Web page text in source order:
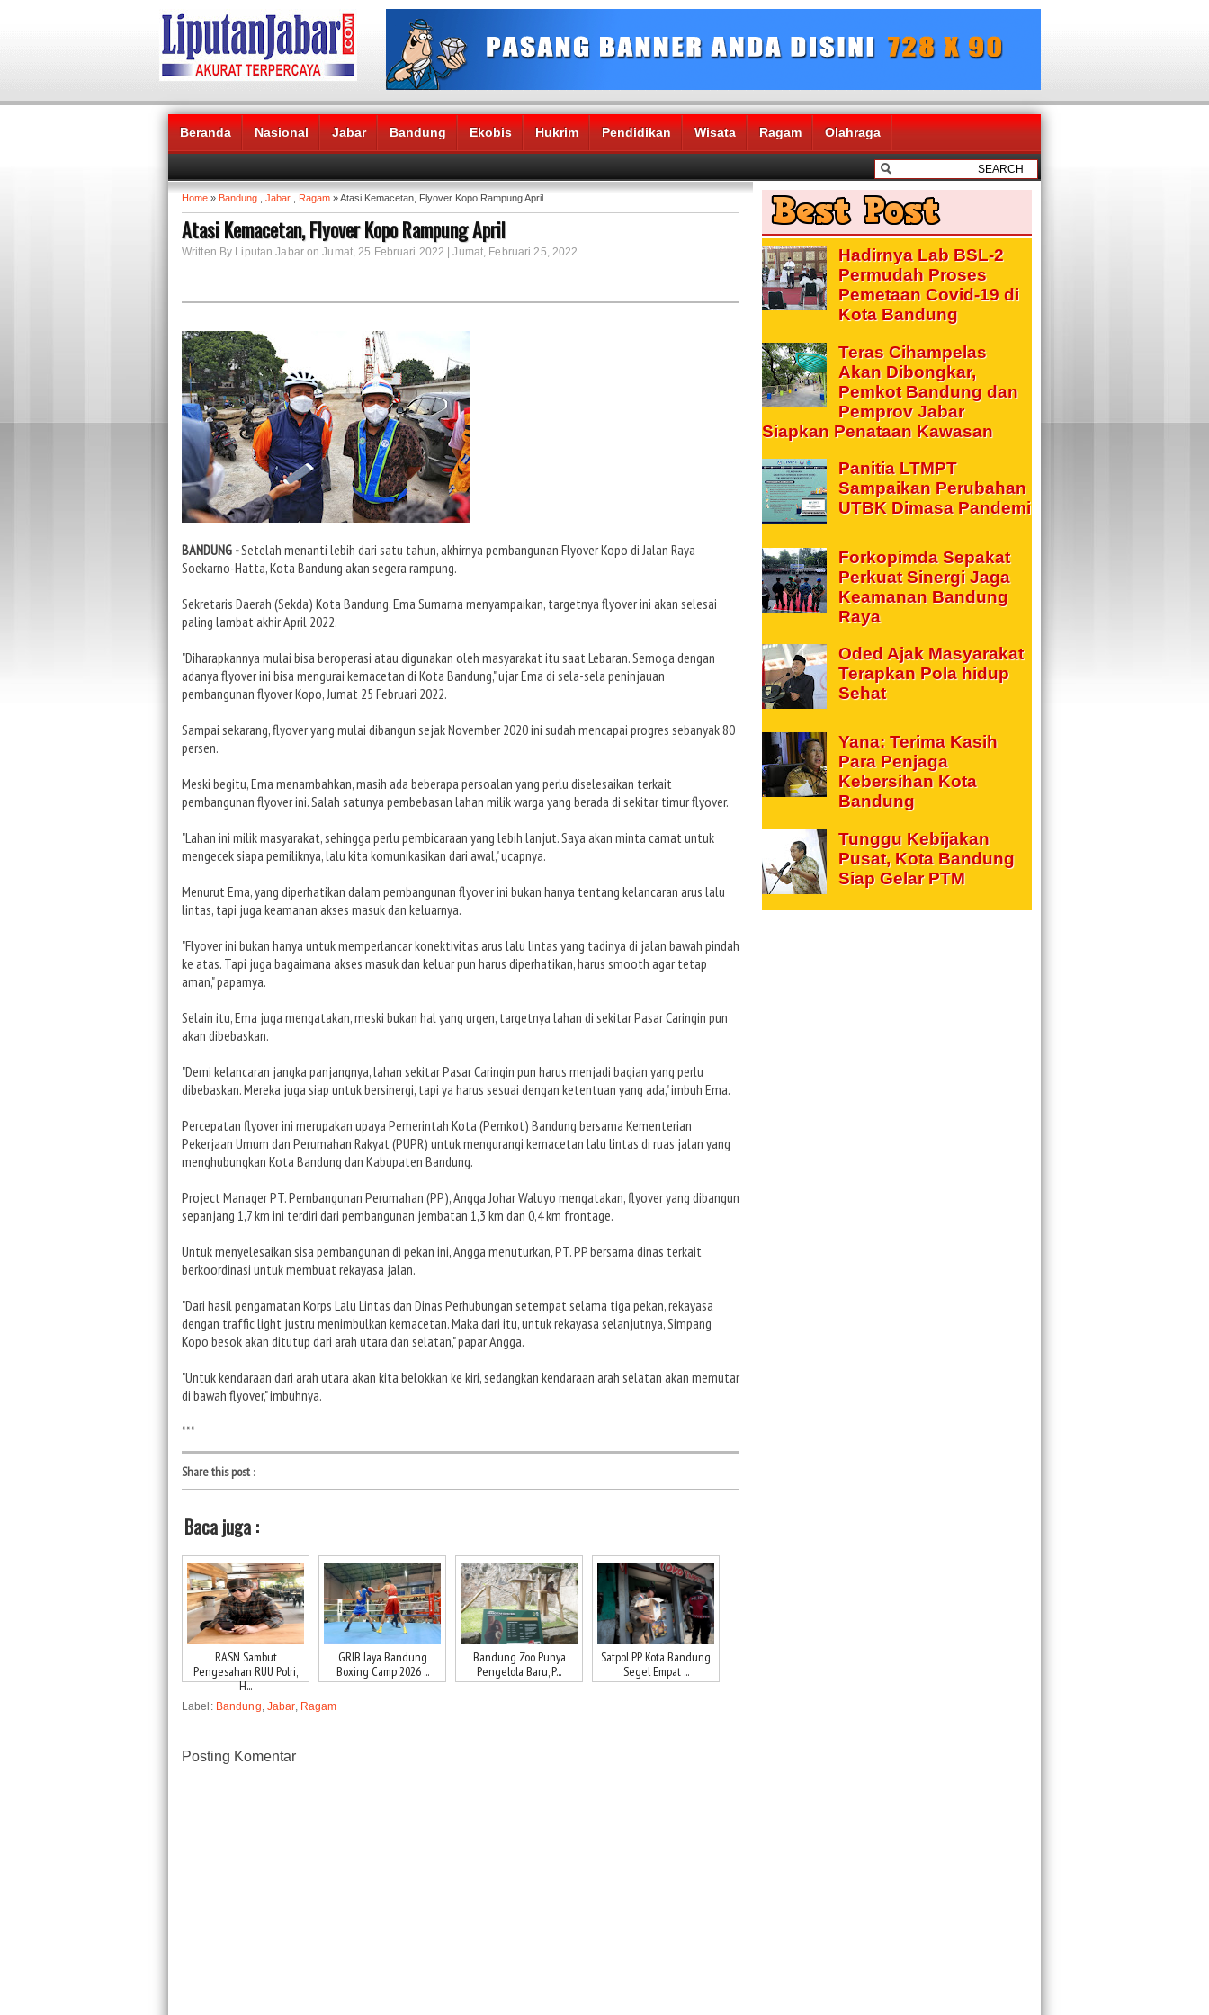
Beranda Nasional Jabar Bandung Ekobis Hukrim Pendidikan Wisata Ragam Olahraga
Headlines News :
Home » Bandung Jabar Ragam » Atasi Kemacetan, Flyover Kopo Rampung April
Atasi Kemacetan, Flyover Kopo Rampung April
Written By Liputan Jabar on Jumat, 25 Februari 2022 | Jumat, Februari 25, 2022
BANDUNG -Setelah menanti lebih dari satu tahun, akhirnya pembangunan Flyover Kopo di Jalan Raya
Soekarno-Hatta, Kota Bandung akan segera rampung.
Sekretaris Daerah (Sekda) Kota Bandung, Ema Sumarna menyampaikan, targetnya flyover ini akan selesai
paling lambat akhir April 2022.
"Diharapkannya mulai bisa beroperasi atau digunakan oleh masyarakat itu saat Lebaran. Semoga dengan
adanya flyover ini bisa mengurai kemacetan di Kota Bandung," ujar Ema di sela-sela peninjauan
pembangunan flyover Kopo, Jumat 25 Februari 2022.
Sampai sekarang, flyover yang mulai dibangun sejak November 2020 ini sudah mencapai progres sebanyak 80
persen.
Meski begitu, Ema menambahkan, masih ada beberapa persoalan yang perlu diselesaikan terkait
pembangunan flyover ini. Salah satunya pembebasan lahan milik warga yang berada di sekitar timur flyover.
"Lahan ini milik masyarakat, sehingga perlu pembicaraan yang lebih lanjut. Saya akan minta camat untuk
mengecek siapa pemiliknya, lalu kita komunikasikan dari awal," ucapnya.
Menurut Ema, yang diperhatikan dalam pembangunan flyover ini bukan hanya tentang kelancaran arus lalu
lintas, tapi juga keamanan akses masuk dan keluarnya.
"Flyover ini bukan hanya untuk memperlancar konektivitas arus lalu lintas yang tadinya di jalan bawah pindah
ke atas. Tapi juga bagaimana akses masuk dan keluar pun harus diperhatikan, harus smooth agar tetap
aman," paparnya.
Selain itu, Ema juga mengatakan, meski bukan hal yang urgen, targetnya lahan di sekitar Pasar Caringin pun
akan dibebaskan.
"Demi kelancaran jangka panjangnya, lahan sekitar Pasar Caringin pun harus menjadi bagian yang perlu
dibebaskan. Mereka juga siap untuk bersinergi, tapi ya harus sesuai dengan ketentuan yang ada," imbuh Ema.
Percepatan flyover ini merupakan upaya Pemerintah Kota (Pemkot) Bandung bersama Kementerian
Pekerjaan Umum dan Perumahan Rakyat (PUPR) untuk mengurangi kemacetan lalu lintas di ruas jalan yang
menghubungkan Kota Bandung dan Kabupaten Bandung.
Project Manager PT. Pembangunan Perumahan (PP), Angga Johar Waluyo mengatakan, flyover yang dibangun
sepanjang 1,7 km ini terdiri dari pembangunan jembatan 1,3 km dan 0,4 km frontage.
Untuk menyelesaikan sisa pembangunan di pekan ini, Angga menuturkan, PT. PP bersama dinas terkait
berkoordinasi untuk membuat rekayasa jalan.
"Dari hasil pengamatan Korps Lalu Lintas dan Dinas Perhubungan setempat selama tiga pekan, rekayasa
dengan traffic light justru menimbulkan kemacetan. Maka dari itu, untuk rekayasa selanjutnya, Simpang
Kopo besok akan ditutup dari arah utara dan selatan," papar Angga.
"Untuk kendaraan dari arah utara akan kita belokkan ke kiri, sedangkan kendaraan arah selatan akan memutar
di bawah flyover," imbuhnya.
***
Share this post:
Baca juga :
RASN Sambut
Pengesahan RUU Polri,
H...
GRIB Jaya Bandung
Boxing Camp 2026 ...
Bandung Zoo Punya
Pengelola Baru, P...
Satpol PP Kota Bandung
Segel Empat ...
Label: Bandung Jabar, Ragam
Posting Komentar
Hadirnya Lab BSL-2
Permudah Proses
Pemetaan Covid-19 di
Kota Bandung
Teras Cihampelas
Akan Dibongkar,
Pemkot Bandung dan
Pemprov Jabar
Siapkan Penataan Kawasan
Panitia LTMPT
Sampaikan Perubahan
UTBK Dimasa Pandemi
Forkopimda Sepakat
Perkuat Sinergi Jaga
Keamanan Bandung
Raya
Oded Ajak Masyarakat
Terapkan Pola hidup
Sehat
Yana: Terima Kasih
Para Penjaga
Kebersihan Kota
Bandung
Tunggu Kebijakan
Pusat, Kota Bandung
Siap Gelar PTM